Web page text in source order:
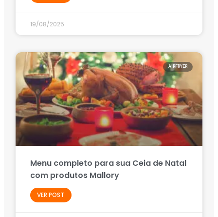
19/08/2025
AIRFRYER
Menu completo para sua Ceia de Natal
com produtos Mallory
VER POST